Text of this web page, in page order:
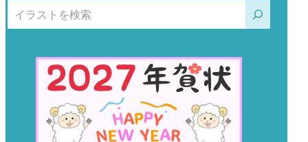
検索